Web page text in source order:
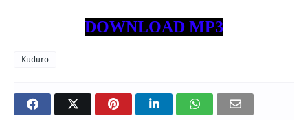
DOWNLOAD MP3
Kuduro